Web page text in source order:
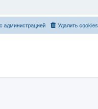
Удалить cookies
администрацией